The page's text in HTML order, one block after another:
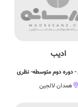
ادیب
دوم متوسطه- نظری
همدان لالجین